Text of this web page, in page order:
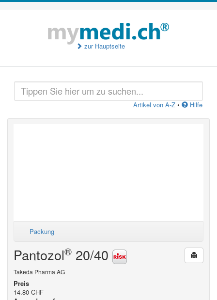
zur Hauptseite
Artikel von A-Z • Hilfe
Packung
Pantozol® 20/40
Takeda Pharma AG
Preis
14.80 CHF